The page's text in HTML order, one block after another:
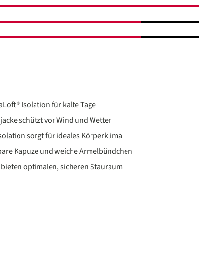
Isolation für kalte Tage
schützt vor Wind und Wetter
sorgt für ideales Körperklima
Kapuze und weiche Ärmelbündchen
optimalen, sicheren Stauraum